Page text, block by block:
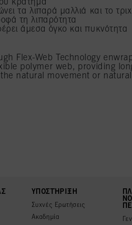
κράτημα
τα λιπαρά μαλλιά και το
τη λιπαρότητα
άμεσα όγκο και πυκνότητα
Flex-Web Technology
polymer web, providing
natural movement or
ΥΠΟΣΤΉΡΙΞΗ
Συχνές Ερωτήσεις
Ακαδημία
παροχή της παρούσας